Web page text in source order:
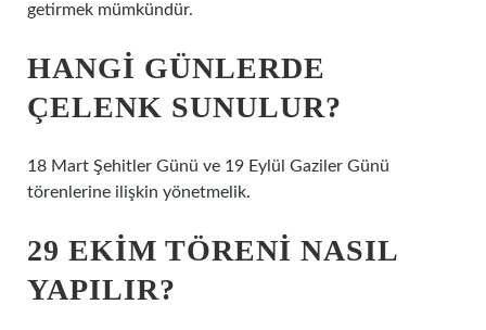
getirmek mümkündür.
HANGI GÜNLERDE
ÇELENK SUNULUR?
18 Mart Şehitler Günü ve 19 Eylül Gaziler Günü
törenlerine ilişkin yönetmelik.
29 EKIM TÖRENI NASIL
YAPILIR?